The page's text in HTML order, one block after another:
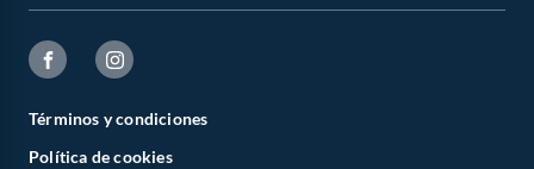
Términos y condiciones
Política de cookies